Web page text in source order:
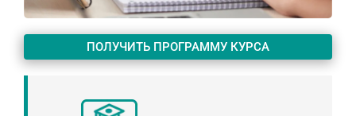
ПОЛУЧИТЬ ПРОГРАММУ КУРСА